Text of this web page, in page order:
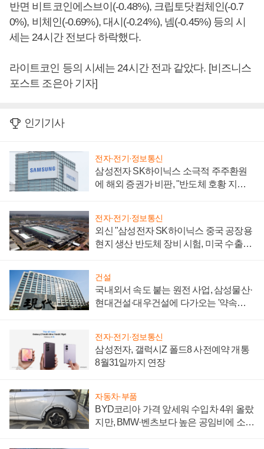
반면 비트코인에스브이(-0.48%), 크립토닷컴체인(-0.7
0%), 비체인(-0.69%), 대시(-0.24%), 넴(-0.45%) 등의 시
세는 24시간 전보다 하락했다.
라이트코인 등의 시세는 24시간 전과 같았다. [비즈니스
포스트 조은아 기자]
인기기사
전자·전기·정보통신
삼성전자 SK하이닉스 소극적 주주환원
에 해외 증권가 비판, "반도체 호황 지속
전자·전기·정보통신
외신 "삼성전자 SK하이닉스 중국 공장용
현지 생산 반도체 장비 시험, 미국 수출통
건설
국내외서 속도 붙는 원전 사업, 삼성물산·
현대건설·대우건설에 다가오는 '약속의
전자·전기·정보통신
삼성전자, 갤럭시Z 폴드8 사전예약 개통
8월31일까지 연장
자동차·부품
BYD코리아 가격 앞세워 수입차 4위 올랐
지만, BMW·벤츠보다 높은 공임비에 소비